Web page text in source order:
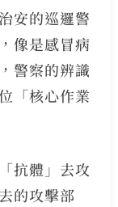
安的巡邏警
像是感冒病
警察的辨識
「核心作業
抗體」去攻
的攻擊部